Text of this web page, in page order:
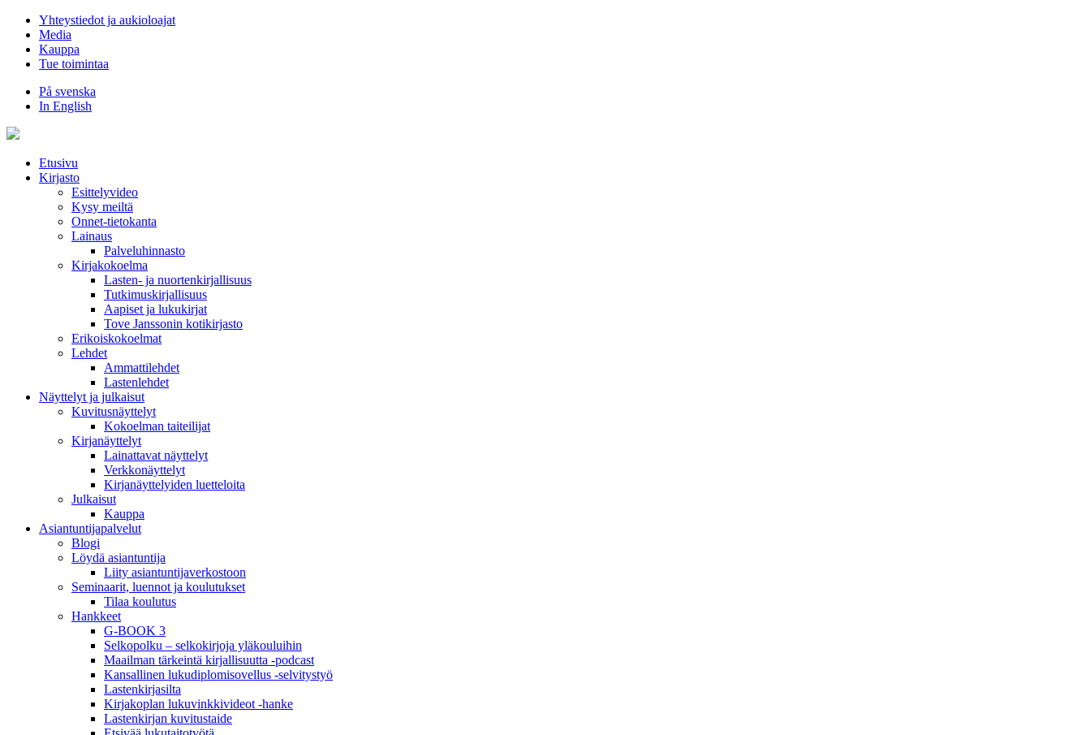
Hyppää
sisältöön
Yhteystiedot ja aukioloajat
Media
Kauppa
Tue toimintaa
På svenska
In English
Etusivu
Kirjasto
Esittelyvideo
Kysy meiltä
Onnet-tietokanta
Lainaus
Palveluhinnasto
Kirjakokoelma
Lasten- ja nuortenkirjallisuus
Tutkimuskirjallisuus
Aapiset ja lukukirjat
Tove Janssonin kotikirjasto
Erikoiskokoelmat
Lehdet
Ammattilehdet
Lastenlehdet
Näyttelyt ja julkaisut
Kuvitusnäyttelyt
Kokoelman taiteilijat
Kirjanäyttelyt
Lainattavat näyttelyt
Verkkonäyttelyt
Kirjanäyttelyiden luetteloita
Julkaisut
Kauppa
Asiantuntija­palvelut
Blogi
Löydä asiantuntija
Liity asiantuntijaverkostoon
Seminaarit, luennot ja koulutukset
Tilaa koulutus
Hankkeet
G-BOOK 3
Selkopolku – selkokirjoja yläkouluihin
Maailman tärkeintä kirjallisuutta -podcast
Kansallinen lukudiplomisovellus -selvitystyö
Lastenkirjasilta
Kirjakoplan lukuvinkkivideot -hanke
Lastenkirjan kuvitustaide